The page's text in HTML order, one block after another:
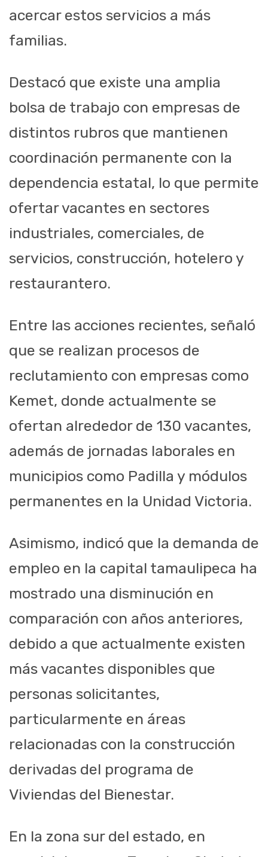
acercar estos servicios a más
familias.
Destacó que existe una amplia
bolsa de trabajo con empresas de
distintos rubros que mantienen
coordinación permanente con la
dependencia estatal, lo que permite
ofertar vacantes en sectores
industriales, comerciales, de
servicios, construcción, hotelero y
restaurantero.
Entre las acciones recientes, señaló
que se realizan procesos de
reclutamiento con empresas como
Kemet, donde actualmente se
ofertan alrededor de 130 vacantes,
además de jornadas laborales en
municipios como Padilla y módulos
permanentes en la Unidad Victoria.
Asimismo, indicó que la demanda de
empleo en la capital tamaulipeca ha
mostrado una disminución en
comparación con años anteriores,
debido a que actualmente existen
más vacantes disponibles que
personas solicitantes,
particularmente en áreas
relacionadas con la construcción
derivadas del programa de
Viviendas del Bienestar.
En la zona sur del estado, en